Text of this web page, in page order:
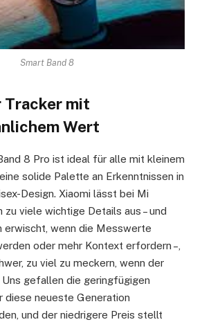
Smart Band 8
Tracker mit
Wert
8 Pro ist ideal für alle mit kleinem
solide Palette an Erkenntnissen in
Design. Xiaomi lässt bei Mi
zu viele wichtige Details aus – und
erwischt, wenn die Messwerte
oder mehr Kontext erfordern –,
zu viel zu meckern, wenn der
gefallen die geringfügigen
diese neueste Generation
und der niedrigere Preis stellt